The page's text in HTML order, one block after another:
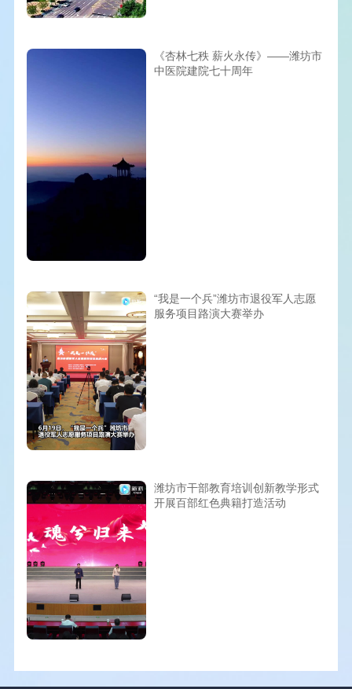
《杏林七秩 薪火永传》——潍坊市
中医院建院七十周年
“我是一个兵”潍坊市退役军人志愿
服务项目路演大赛举办
潍坊市干部教育培训创新教学形式
开展百部红色典籍打造活动